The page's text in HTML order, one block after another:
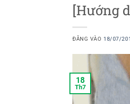
[Hướng
ĐĂNG VÀO 18/07/
18
Th7